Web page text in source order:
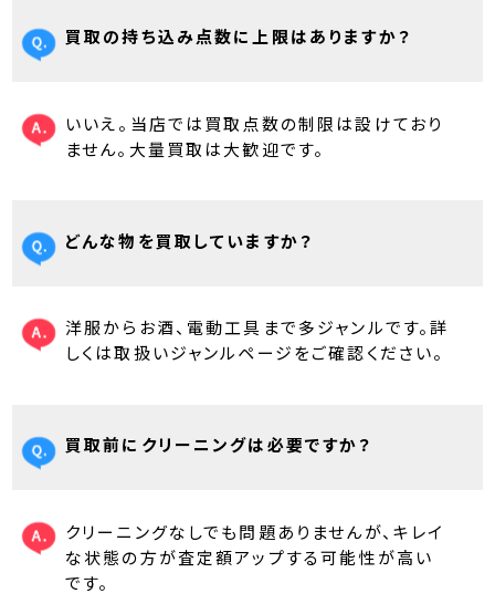
買取の持ち込み点数に上限はありますか？
いいえ。当店では買取点数の制限は設けており
ません。大量買取は大歓迎です。
どんな物を買取していますか？
洋服からお酒、電動工具まで多ジャンルです。詳
しくは取扱いジャンルページをご確認ください。
買取前にクリーニングは必要ですか？
クリーニングなしでも問題ありませんが、キレイ
な状態の方が査定額アップする可能性が高い
です。